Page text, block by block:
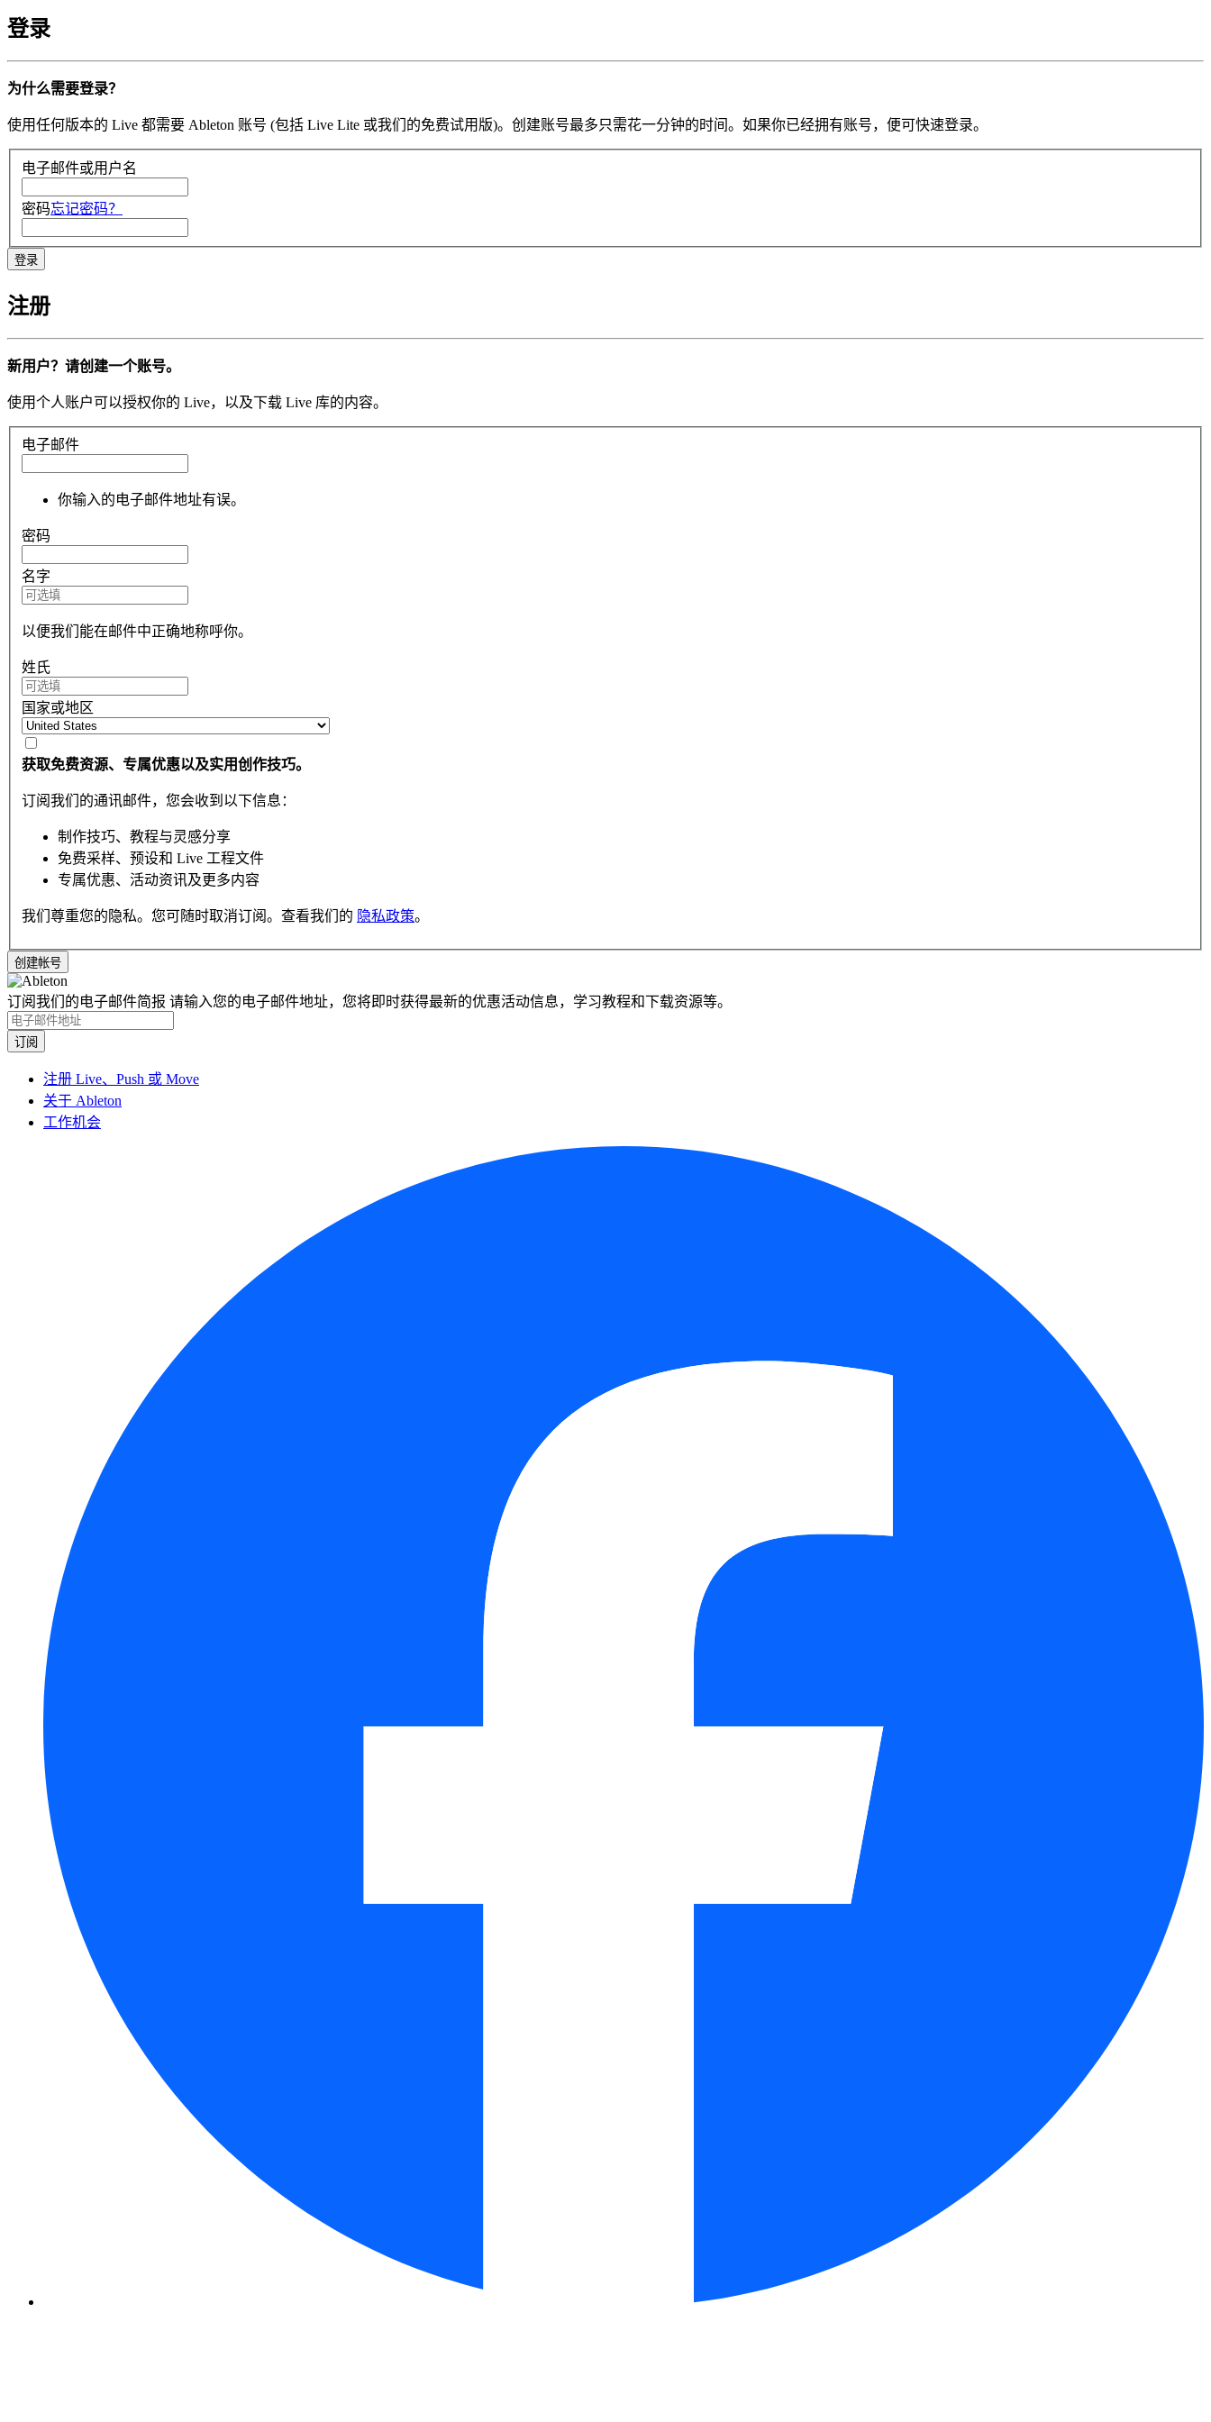
登录
为什么需要登录？
使用任何版本的 Live 都需要 Ableton 账号 (包括 Live Lite 或我们的免费试用版)。创建账号最多只需花一分钟的时间。如果你已经拥有账号，便可快速登录。
电子邮件或用户名
密码忘记密码？
注册
新用户？请创建一个账号。
使用个人账户可以授权你的 Live，以及下载 Live 库的内容。
电子邮件
你输入的电子邮件地址有误。
密码
名字
以便我们能在邮件中正确地称呼你。
姓氏
国家或地区
获取免费资源、专属优惠以及实用创作技巧。
订阅我们的通讯邮件，您会收到以下信息：
制作技巧、教程与灵感分享
免费采样、预设和 Live 工程文件
专属优惠、活动资讯及更多内容
我们尊重您的隐私。您可随时取消订阅。查看我们的 隐私政策。
订阅我们的电子邮件简报 请输入您的电子邮件地址，您将即时获得最新的优惠活动信息，学习教程和下载资源等。
注册 Live、Push 或 Move
关于 Ableton
工作机会